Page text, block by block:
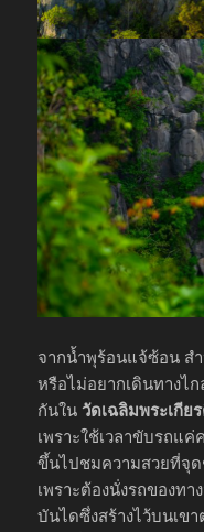
จากน้ำพุร้อนแจ้ซ้อน ส
หรือไม่อยากเดินทางไ
กันในวัดเฉลิมพระเกีย
เพราะใช้เวลาขับรถแ
ขึ้นไปชมความสวยที่จุด
เพราะต้องนั่งรถของท
บันไดซึ่งสร้างไว้บนเข